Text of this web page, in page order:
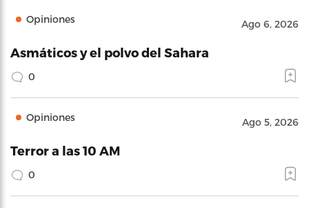
Opiniones Ago 6, 2026
Asmáticos y el polvo del Sahara
0
Opiniones Ago 5, 2026
Terror a las 10 AM
0